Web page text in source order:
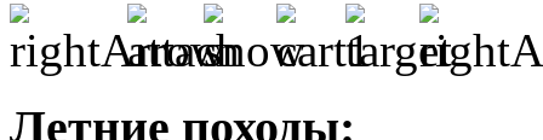
Летние походы: